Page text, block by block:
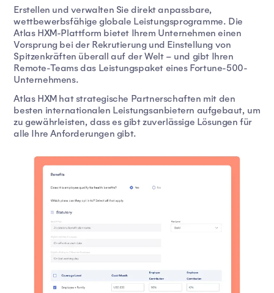
Erstellen und verwalten Sie direkt anpassbare,
wettbewerbsfähige globale Leistungsprogramme. Die
Atlas HXM-Plattform bietet Ihrem Unternehmen einen
Vorsprung bei der Rekrutierung und Einstellung von
Spitzenkräften überall auf der Welt – und gibt Ihren
Remote-Teams das Leistungspaket eines Fortune-500-
Unternehmens.
Atlas HXM hat strategische Partnerschaften mit den
besten internationalen Leistungsanbietern aufgebaut, um
zu gewährleisten, dass es gibt zuverlässige Lösungen für
alle Ihre Anforderungen gibt.